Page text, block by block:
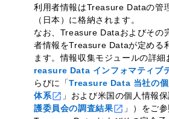
利用者情報はTreasure Dataの管
（日本）に格納されます。
なお、Treasure Dataおよびその
者情報をTreasure Dataが定める
ます。情報収集モジュールの詳
reasure Data インフォマティブ
らびに「Treasure Data 当社の
体系
」および米国の個人情報
護委員会の調査結果
」）をご